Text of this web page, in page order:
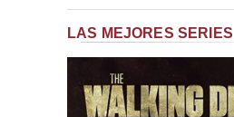
LAS MEJORES SERIES